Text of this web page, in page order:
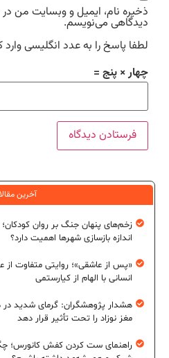
ذخیره نام، ایمیل و وبسایت من در
دیدگاهی می‌نویسم.
لطفا پاسخ را به عدد انگلیسی وارد
چهار × پنج =
آخرین
زخم‌های پنهان جنگ بر روان
اندازه بازسازی شهرها اهمیت دارد؟
«پس از عاشقی»؛ روایتی متفاوت از
انسانی با الهام از کیارستمی
هشدار پژوهشگران: گرمای شدید در
مغز نوزاد را تحت تأثیر قرار دهد